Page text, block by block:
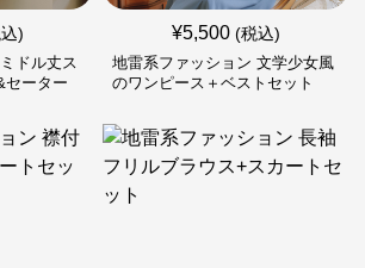
)
ドル丈ス
セーター
¥5,500 (税込)
地雷系ファッション 文学少女風
のワンピース＋ベストセット